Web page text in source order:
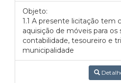
Objeto:
1.1 A presente licitação tem
aquisição de móveis para os
contabilidade, tesoureiro e
municipalidade